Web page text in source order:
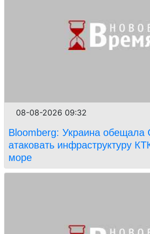
08-08-2026 09:32
Bloomberg: Украина
атаковать инфраструктуру
море